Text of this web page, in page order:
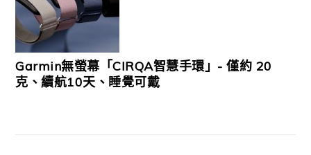
Garmin無螢幕「CIRQA智慧手環」- 僅約 20
克、續航10天、睡覺可戴